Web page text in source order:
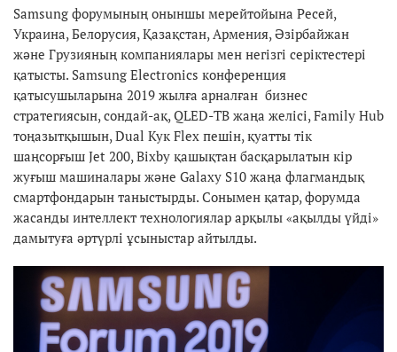
Samsung форумының оныншы мерейтойына Ресей,
Украина, Белорусия, Қазақстан, Армения, Әзірбайжан
және Грузияның компаниялары мен негізгі серіктестері
қатысты. Samsung Electronics конференция
қатысушыларына 2019 жылға арналған бизнес
стратегиясын, сондай-ақ, QLED-ТВ жаңа желісі, Family Hub
тоңазытқышын, Dual Кук Flex пешін, қуатты тік
шаңсорғыш Jet 200, Bixby қашықтан басқарылатын кір
жуғыш машиналары және Galaxy S10 жаңа флагмандық
смартфондарын таныстырды. Сонымен қатар, форумда
жасанды интеллект технологиялар арқылы «ақылды үйді»
дамытуға әртүрлі ұсыныстар айтылды.